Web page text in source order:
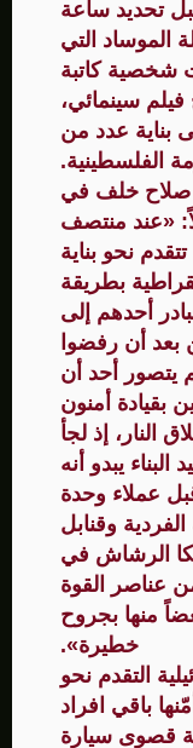
تحديد ساعة
الموساد التي
شخصية كاتبة
سينمائي،
عدد من
الفلسطينية.
صلاح خلف في
«عند منتصف
نحو بناية
بطريقة
أحدهم إلى
بعد أن رفضوا
يتصور أحد أن
بقيادة أمنون
النار، إذ لجأ
يبدو أنه
عملاء وحدة
وقنابل
الرشاش في
عناصر القوة
منها بجروح
خطيرة».
التقدم نحو
باقي افراد
قصوى سيارة